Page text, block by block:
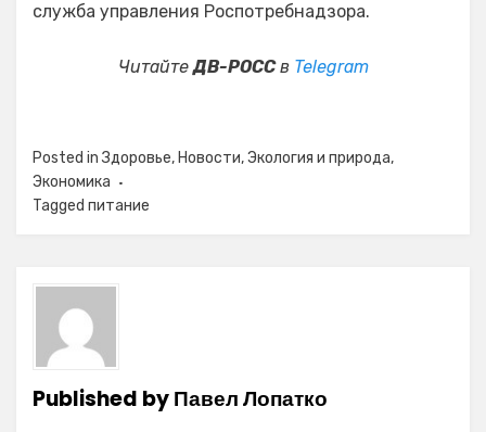
служба управления Роспотребнадзора.
ЧитайтеДВ-РОССв Telegram
Posted inЗдоровье, Новости,Экология и природа,
Экономика
Tagged питание
Published byПавел Лопатко